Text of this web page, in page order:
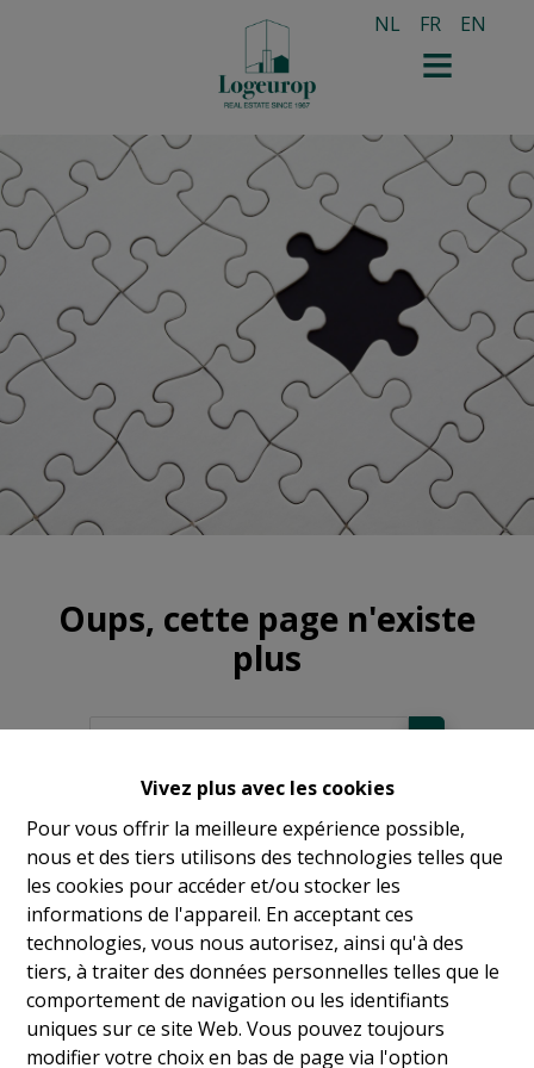
Vivez plus avec les cookies
Pour vous offrir la meilleure expérience possible,
nous et des tiers utilisons des technologies telles que
les cookies pour accéder et/ou stocker les
informations de l'appareil. En acceptant ces
technologies, vous nous autorisez, ainsi qu'à des
tiers, à traiter des données personnelles telles que le
comportement de navigation ou les identifiants
uniques sur ce site Web. Vous pouvez toujours
modifier votre choix en bas de page via l'option
NL FR EN
Oups, cette page n'existe
plus
À Vendre
À Louer